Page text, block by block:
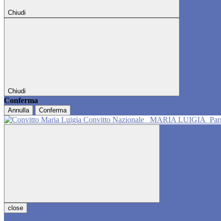
Chiudi
Chiudi
Conferma
Annulla Conferma
Convitto Nazionale MARIA LUIGIA
close